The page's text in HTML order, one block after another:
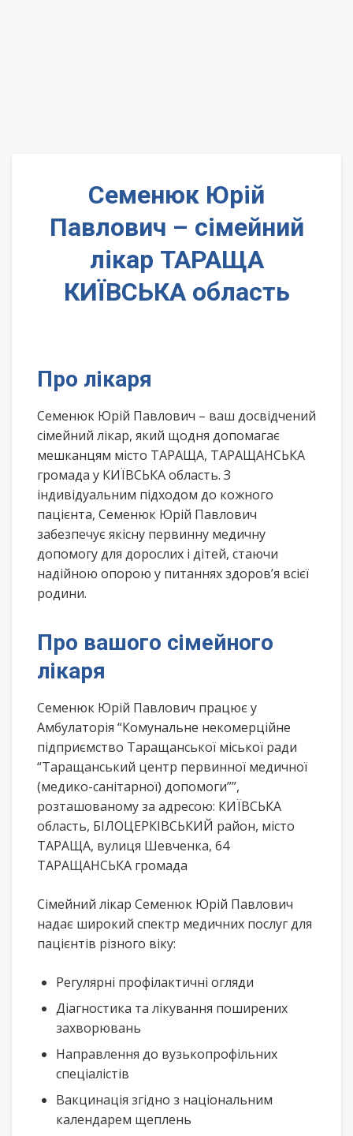
Семенюк Юрій
Павлович – сімейний
лікар ТАРАЩА
КИЇВСЬКА область
Про лікаря
Семенюк Юрій Павлович – ваш досвідчений
сімейний лікар, який щодня допомагає
мешканцям місто ТАРАЩА, ТАРАЩАНСЬКА
громада у КИЇВСЬКА область. З
індивідуальним підходом до кожного
пацієнта, Семенюк Юрій Павлович
забезпечує якісну первинну медичну
допомогу для дорослих і дітей, стаючи
надійною опорою у питаннях здоров’я всієї
родини.
Про вашого сімейного
лікаря
Семенюк Юрій Павлович працює у
Амбулаторія “Комунальне некомерційне
підприємство Таращанської міської ради
“Таращанський центр первинної медичної
(медико-санітарної) допомоги””,
розташованому за адресою: КИЇВСЬКА
область, БІЛОЦЕРКІВСЬКИЙ район, місто
ТАРАЩА, вулиця Шевченка, 64
ТАРАЩАНСЬКА громада
Сімейний лікар Семенюк Юрій Павлович
надає широкий спектр медичних послуг для
пацієнтів різного віку:
Регулярні профілактичні огляди
Діагностика та лікування поширених
захворювань
Направлення до вузькопрофільних
спеціалістів
Вакцинація згідно з національним
календарем щеплень